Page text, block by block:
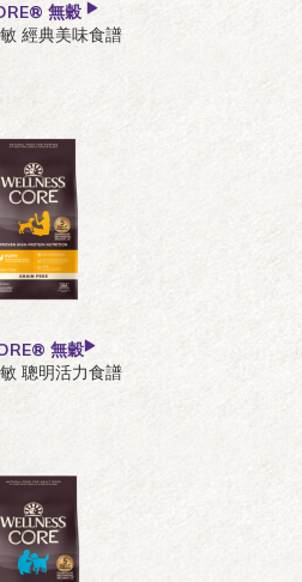
無穀
經典美味食譜
無穀
聰明活力食譜